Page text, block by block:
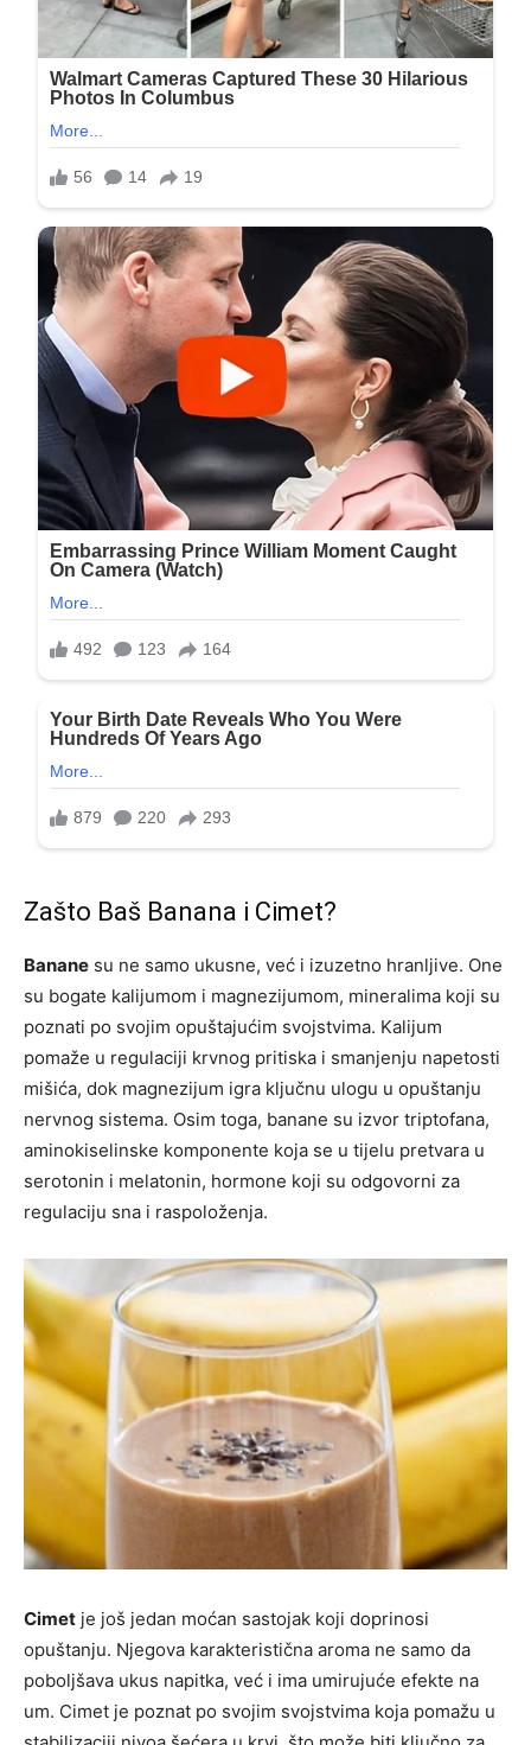
Zašto Baš Banana i Cimet?
Banane su ne samo ukusne, već i izuzetno hranljive. One
su bogate kalijumom i magnezijumom, mineralima koji su
poznati po svojim opuštajućim svojstvima. Kalijum
pomaže u regulaciji krvnog pritiska i smanjenju napetosti
mišića, dok magnezijum igra ključnu ulogu u opuštanju
nervnog sistema. Osim toga, banane su izvor triptofana,
aminokiselinske komponente koja se u tijelu pretvara u
serotonin i melatonin, hormone koji su odgovorni za
regulaciju sna i raspoloženja.
Cimet je još jedan moćan sastojak koji doprinosi
opuštanju. Njegova karakteristična aroma ne samo da
poboljšava ukus napitka, već i ima umirujuće efekte na
um. Cimet je poznat po svojim svojstvima koja pomažu u